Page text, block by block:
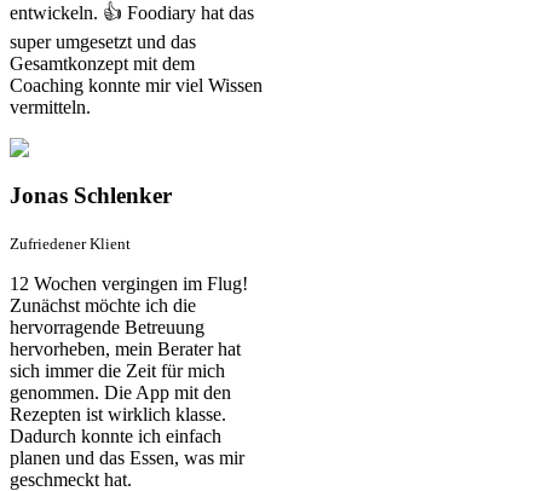
entwickeln. 👍 Foodiary hat das
super umgesetzt und das
Gesamtkonzept mit dem
Coaching konnte mir viel Wissen
vermitteln.
Jonas Schlenker
Zufriedener Klient
12 Wochen vergingen im Flug!
Zunächst möchte ich die
hervorragende Betreuung
hervorheben, mein Berater hat
sich immer die Zeit für mich
genommen. Die App mit den
Rezepten ist wirklich klasse.
Dadurch konnte ich einfach
planen und das Essen, was mir
geschmeckt hat.